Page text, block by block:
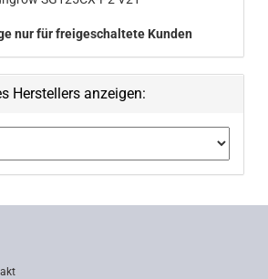
nur für freigeschaltete Kunden
Herstellers anzeigen: